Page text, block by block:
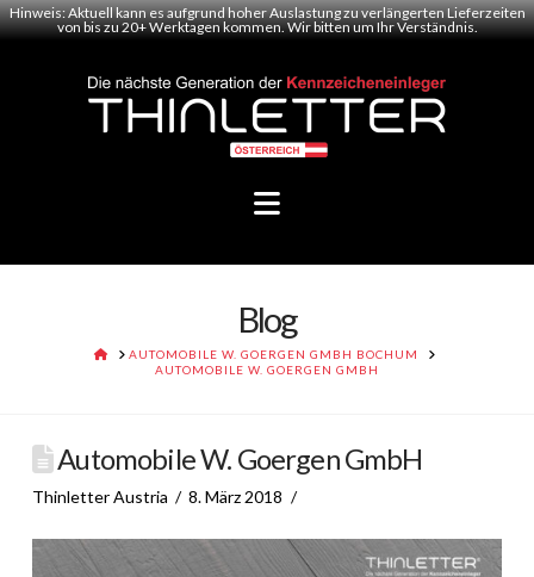
Hinweis: Aktuell kann es aufgrund hoher Auslastung zu verlängerten Lieferzeiten
von bis zu 20+ Werktagen kommen. Wir bitten um Ihr Verständnis.
Navigation
Blog
HOME
AUTOMOBILE W. GOERGEN GMBH BOCHUM
AUTOMOBILE W. GOERGEN GMBH
Automobile W. Goergen GmbH
Thinletter Austria 8. März 2018